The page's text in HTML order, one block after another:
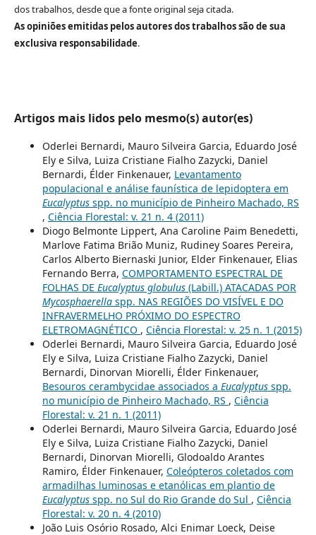
dos trabalhos, desde que a fonte original seja citada.
As opiniões emitidas pelos autores dos trabalhos são de sua
exclusiva responsabilidade.
Artigos mais lidos pelo mesmo(s) autor(es)
Oderlei Bernardi, Mauro Silveira Garcia, Eduardo José
Ely e Silva, Luiza Cristiane Fialho Zazycki, Daniel
Bernardi, Élder Finkenauer, Levantamento
populacional e análise faunística de lepidoptera em
Eucalyptus spp. no município de Pinheiro Machado, RS
, Ciência Florestal: v. 21 n. 4 (2011)
Diogo Belmonte Lippert, Ana Caroline Paim Benedetti,
Marlove Fatima Brião Muniz, Rudiney Soares Pereira,
Carlos Alberto Biernaski Junior, Elder Finkenauer, Elias
Fernando Berra, COMPORTAMENTO ESPECTRAL DE
FOLHAS DE Eucalyptus globulus(Labill.) ATACADAS POR
Mycosphaerellaspp. NAS REGIÕES DO VISÍVEL E DO
INFRAVERMELHO PRÓXIMO DO ESPECTRO
ELETROMAGNÉTICO , Ciência Florestal: v. 25 n. 1 (2015)
Oderlei Bernardi, Mauro Silveira Garcia, Eduardo José
Ely e Silva, Luiza Cristiane Fialho Zazycki, Daniel
Bernardi, Dinorvan Miorelli, Élder Finkenauer,
Besouros cerambycidae associados a Eucalyptusspp.
no município de Pinheiro Machado, RS , Ciência
Florestal: v. 21 n. 1 (2011)
Oderlei Bernardi, Mauro Silveira Garcia, Eduardo José
Ely e Silva, Luiza Cristiane Fialho Zazycki, Daniel
Bernardi, Dinorvan Miorelli, Glodoaldo Arantes
Ramiro, Élder Finkenauer, Coleópteros coletados com
armadilhas luminosas e etanólicas em plantio de
Eucalyptusspp. no Sul do Rio Grande do Sul , Ciência
Florestal: v. 20 n. 4 (2010)
João Luis Osório Rosado, Alci Enimar Loeck, Deise